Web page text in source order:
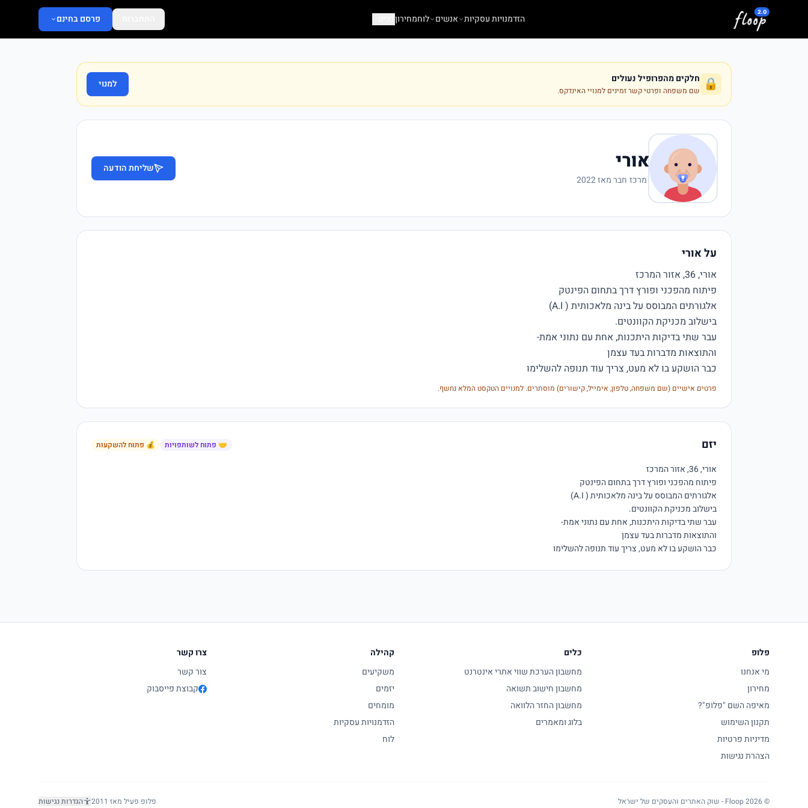
דלג לתוכן המרכזי
הזדמנויות עסקיות אנשים לוחמחירוןכלים פרסם בחינם
🔒 חלקים מהפרופיל נעולים
שם משפחה ופרטי קשר זמינים למנויי האינדקס.
למנוי
אורי
·מרכז·חבר מאז 2022
שליחת הודעה
על אורי
כבר הושקע בו לא מעט, צריך עוד תנופה להשלימו
פרטים אישיים (שם משפחה, טלפון, אימייל, קישורים) מוסתרים. למנויים הטקסט המלא נחשף.
יזם 🤝 פתוח לשותפויות 💰 פתוח להשקעות
כבר הושקע בו לא מעט, צריך עוד תנופה להשלימו
פלופ
מי אנחנו
מחירון
מאיפה השם "פלופ"?
תקנון השימוש
מדיניות פרטיות
הצהרת נגישות
כלים
מחשבון הערכת שווי אתרי אינטרנט
מחשבון חישוב תשואה
מחשבון החזר הלוואה
בלוג ומאמרים
קהילה
משקיעים
יזמים
מומחים
הזדמנויות עסקיות
לוח
צרו קשר
צור קשר
קבוצת פייסבוק
© 2026 Floop - שוק האתרים והעסקים של ישראל פלופ פעיל מאז 2011 הגדרות נגישות